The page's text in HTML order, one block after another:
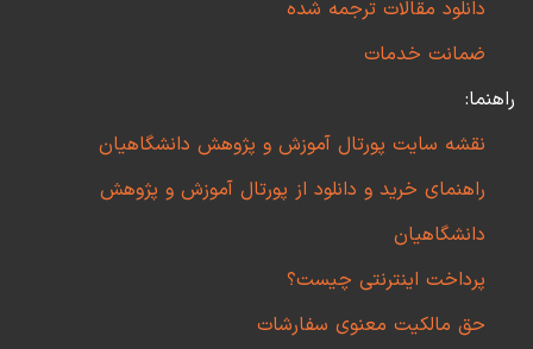
دانلود مقالات ترجمه شده
ضمانت خدمات
راهنما:
نقشه سایت پورتال آموزش و پژوهش دانشگاهیان
راهنمای خرید و دانلود از پورتال آموزش و پژوهش
دانشگاهیان
پرداخت اینترنتی چیست؟
حق مالکیت معنوی سفارشات